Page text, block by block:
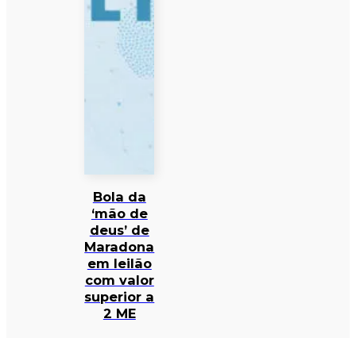
Bola da
‘mão de
deus’ de
Maradona
em leilão
com valor
superior a
2 ME